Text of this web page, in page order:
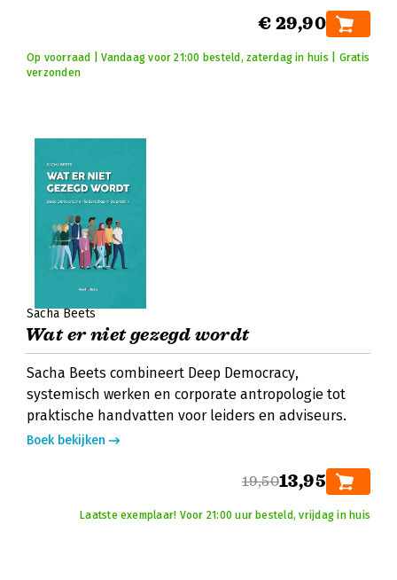
€ 29,90
Op voorraad | Vandaag voor 21:00 besteld, zaterdag in huis | Gratis
verzonden
Sacha Beets
Wat er niet gezegd wordt
Sacha Beets combineert Deep Democracy,
systemisch werken en corporate antropologie tot
praktische handvatten voor leiders en adviseurs.
Boek bekijken
19,5013,95
Laatste exemplaar! Voor 21:00 uur besteld, vrijdag in huis